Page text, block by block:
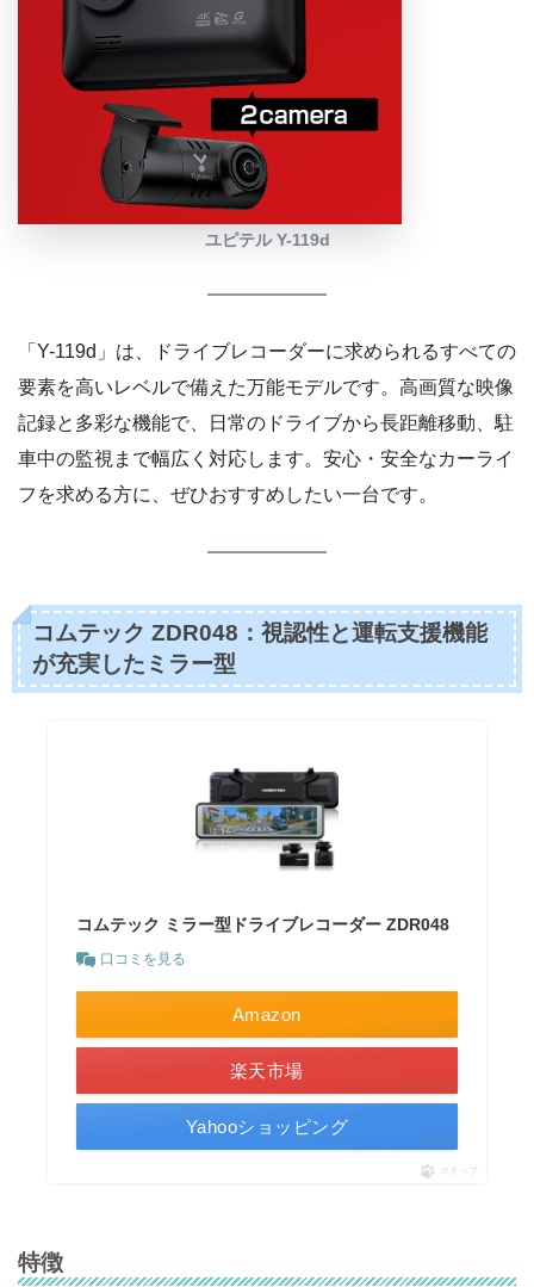
ユピテル Y-119d
「Y-119d」は、ドライブレコーダーに求められるすべての
要素を高いレベルで備えた万能モデルです。高画質な映像
記録と多彩な機能で、日常のドライブから長距離移動、駐
車中の監視まで幅広く対応します。安心・安全なカーライ
フを求める方に、ぜひおすすめしたい一台です。
コムテック ZDR048：視認性と運転支援機能
が充実したミラー型
コムテック ミラー型ドライブレコーダー ZDR048
口コミを見る
Amazon
楽天市場
Yahooショッピング
ポチップ
特徴